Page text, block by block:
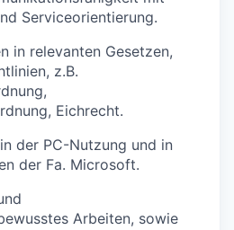
Serviceorientierung.
in relevanten Gesetzen,
z.B.
Eichrecht.
der PC-Nutzung und in
der Fa. Microsoft.
Arbeiten, sowie